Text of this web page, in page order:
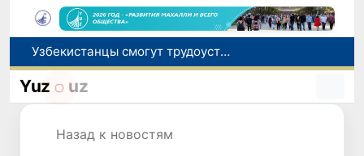
Узбекистанцы смогут трудоустроиться на сезонные сельхозработы в США по программе H-2A
В шести городах Ташкентской области модернизируют систему общественного транспорта
Yuz uz
Назад к новостям